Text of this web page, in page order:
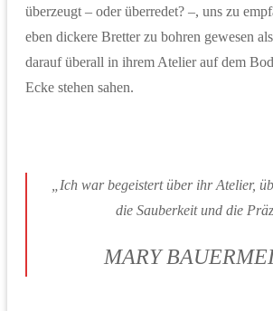
überzeugt – oder überredet? –, uns zu
eben dickere Bretter zu bohren gewesen
darauf überall in ihrem Atelier auf dem
Ecke stehen sahen.
„Ich war begeistert über ihr Atelier,
die Sauberkeit und die
MARY